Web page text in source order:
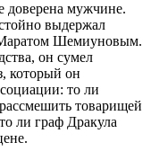
доверена мужчине.
выдержал
Маратом Шемиуновым.
он сумел
который он
то ли
товарищей
ли граф Дракула